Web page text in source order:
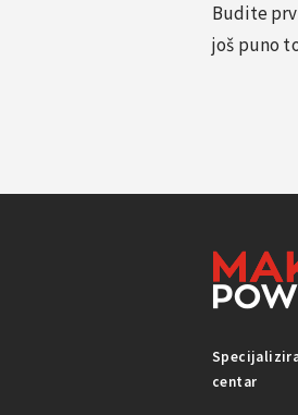
Budite
još puno
centar